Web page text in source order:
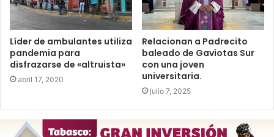
Líder de ambulantes utiliza
pandemia para
disfrazarse de «altruista»
abril 17, 2020
Relacionan a Padrecito
baleado de Gaviotas Sur
con una joven
universitaria.
julio 7, 2025